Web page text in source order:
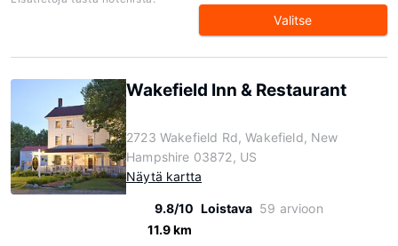
Valitse
Wakefield Inn & Restaurant
2723 Wakefield Rd, Wakefield, New
Hampshire 03872, US
Näytä kartta
9.8/10 Loistava 59 arvioon
11.9 km